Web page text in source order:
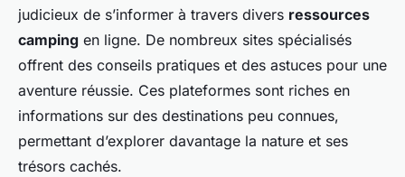
judicieux de s’informer à travers divers ressources
camping en ligne. De nombreux sites spécialisés
offrent des conseils pratiques et des astuces pour une
aventure réussie. Ces plateformes sont riches en
informations sur des destinations peu connues,
permettant d’explorer davantage la nature et ses
trésors cachés.